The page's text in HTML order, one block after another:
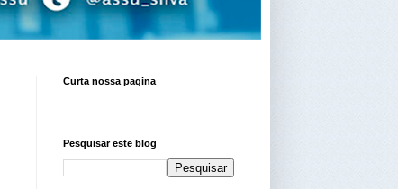
Curta nossa pagina
Pesquisar este blog